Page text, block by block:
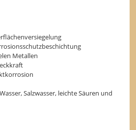
Metallen
Salzwasser, leichte Säuren und